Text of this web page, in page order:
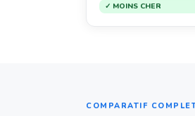
✓ MOINS CHER
COMPARATIF